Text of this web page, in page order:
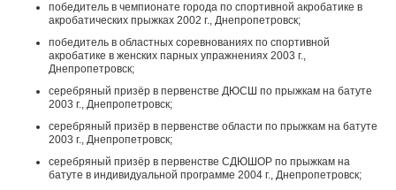
победитель в чемпионате города по спортивной акробатике в
акробатических прыжках 2002 г., Днепропетровск;
победитель в областных соревнованиях по спортивной
акробатике в женских парных упражнениях 2003 г.,
Днепропетровск;
серебряный призёр в первенстве ДЮСШ по прыжкам на батуте
2003 г., Днепропетровск;
серебряный призёр в первенстве области по прыжкам на батуте
2003 г., Днепропетровск;
серебряный призёр в первенстве СДЮШОР по прыжкам на
батуте в индивидуальной программе 2004 г., Днепропетровск;